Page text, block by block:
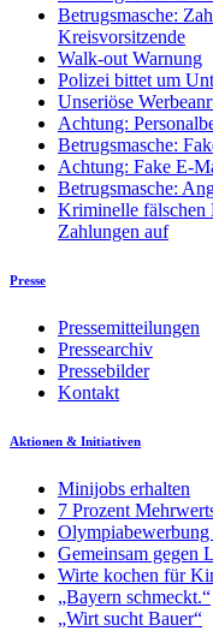
Betrugsmasche:
Kreisvorsitzende
Walk-out Warnung
Polizei bittet um
Unseriöse
Achtung:
Betrugsmasche:
Achtung: Fake E-
Betrugsmasche:
Kriminelle fälschen
Zahlungen auf
Presse
Pressemitteilungen
Pressearchiv
Pressebilder
Kontakt
Aktionen & Initiativen
Minijobs erhalten
7 Prozent
Gemeinsam gegen
Wirte kochen für
„Bayern schmeckt.“
„Wirt sucht Bauer“